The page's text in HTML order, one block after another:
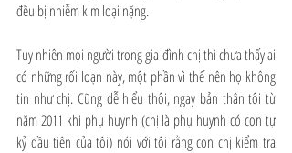
đều bị nhiễm kim loại nặng.
Tuy nhiên mọi người trong gia đình chị thì chưa thấy ai
có những rối loạn này, một phần vì thế nên họ không
tin như chị. Cũng dễ hiểu thôi, ngay bản thân tôi từ
năm 2011 khi phụ huynh (chị là phụ huynh có con tự
kỷ đầu tiên của tôi) nói với tôi rằng con chị kiểm tra